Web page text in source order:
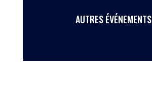
AUTRES ÉVÉNEMENTS